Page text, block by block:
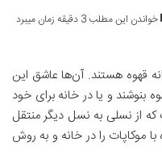
خواندن این مطلب 3 دقیقه زمان میبرد
قهوه هستند. آن‌ها عاشق این
بنوشند و یا در خانه برای خود
از نسلی به نسل دیگر منتقل
موکاپات را در خانه و به روش